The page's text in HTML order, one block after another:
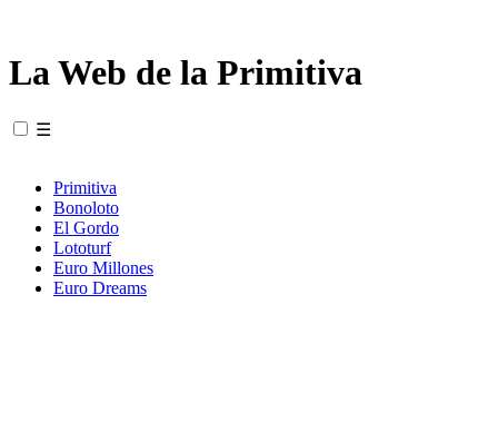
La Web de la Primitiva
☰
Primitiva
Bonoloto
El Gordo
Lototurf
Euro Millones
Euro Dreams